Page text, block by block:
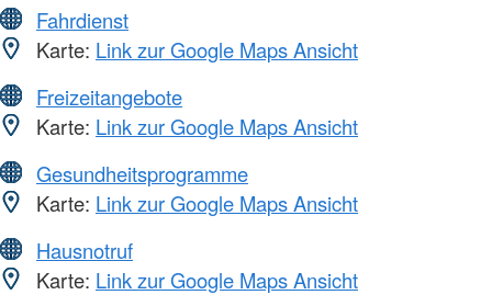
Fahrdienst
Karte: Link zur Google Maps Ansicht
Freizeitangebote
Karte: Link zur Google Maps Ansicht
Gesundheitsprogramme
Karte: Link zur Google Maps Ansicht
Hausnotruf
Karte: Link zur Google Maps Ansicht